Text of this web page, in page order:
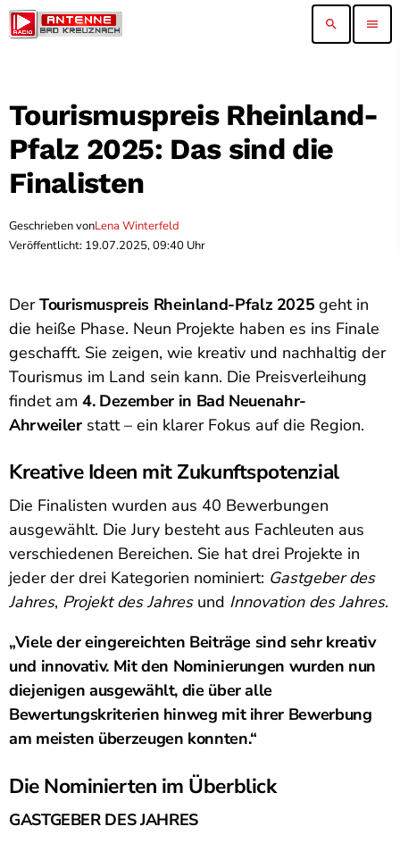
search menu
Tourismuspreis Rheinland-
Pfalz 2025: Das sind die
Finalisten
Geschrieben vonLena Winterfeld
Veröffentlicht: 19.07.2025, 09:40 Uhr
DerTourismuspreis Rheinland-Pfalz 2025 geht in
die heiße Phase. Neun Projekte haben es ins Finale
geschafft. Sie zeigen, wie kreativ und nachhaltig der
Tourismus im Land sein kann. Die Preisverleihung
findet am 4. Dezember in Bad Neuenahr-
Ahrweilerstatt – ein klarer Fokus auf die Region.
Kreative Ideen mit Zukunftspotenzial
Die Finalisten wurden aus 40 Bewerbungen
ausgewählt. Die Jury besteht aus Fachleuten aus
verschiedenen Bereichen. Sie hat drei Projekte in
jeder der drei Kategorien nominiert: Gastgeber des
Jahres, Projekt des Jahresund Innovation des Jahres.
„Viele der eingereichten Beiträge sind sehr kreativ
und innovativ. Mit den Nominierungen wurden nun
diejenigen ausgewählt, die über alle
Bewertungskriterien hinweg mit ihrer Bewerbung
am meisten überzeugen konnten.“
Die Nominierten im Überblick
GASTGEBER DES JAHRES